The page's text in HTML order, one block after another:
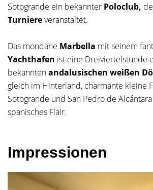
Sotogrande ein bekannter Poloclub,
Turniereveranstaltet.
Das mondäne Marbella mit seinem
Yachthafen ist eine Dreiviertelstunde
bekanntenandalusischen weißen
gleich im Hinterland, charmante kleine
Sotogrande und San Pedro de
spanisches Flair.
Impressionen